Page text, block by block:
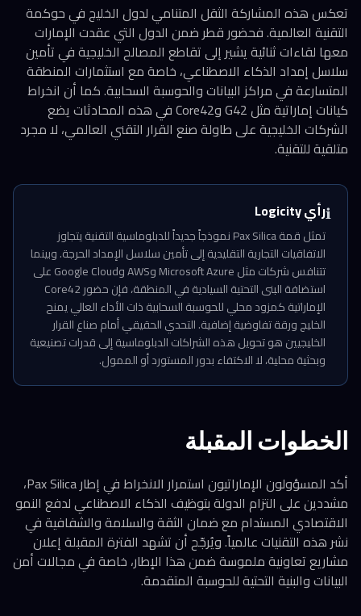
تعكس هذه المشاركة الثقل المتنامي لدول الخليج في حوكمة
التقنية العالمية. فحضور قطر ضمن الدول التي عقدت الإمارات
معها لقاءات ثنائية يشير إلى تقاطع المصالح الخليجية في تأمين
سلاسل إمداد الذكاء الاصطناعي، خاصة مع استثمارات المنطقة
المتسارعة في مراكز البيانات والحوسبة السحابية. كما أن انخراط
كيانات إماراتية مثل G42 وCore42 في هذه المحادثات يضع
الشركات الخليجية على طاولة صنع القرار التقني العالمي، لا مجرد
متلقية للتقنية.
ℹ️رأي Logicity
تمثل قمة Pax Silica نموذجاً جديداً للدبلوماسية التقنية يتجاوز
الاتفاقيات التجارية التقليدية إلى تأمين سلاسل الإمداد الحرجة. وبينما
تتنافس شركات مثل Microsoft Azure وAWS وGoogle Cloud على
استضافة البنى التحتية السيادية في المنطقة، فإن حضور Core42
الإماراتية كمزود محلي للحوسبة السحابية ذات الأداء العالي يمنح
الخليج ورقة تفاوضية إضافية. التحدي الحقيقي أمام صناع القرار
الخليجيين هو تحويل هذه الشراكات الدبلوماسية إلى قدرات تصنيعية
وبحثية محلية، لا الاكتفاء بدور المستورد أو الممول.
الخطوات المقبلة
أكد المسؤولون الإماراتيون استمرار الانخراط في إطار Pax Silica،
مشددين على التزام الدولة بتوظيف الذكاء الاصطناعي لدفع النمو
الاقتصادي المستدام مع ضمان الثقة والسلامة والشفافية في
نشر هذه التقنيات عالمياً. ويُرجّح أن تشهد الفترة المقبلة إعلان
مشاريع تعاونية ملموسة ضمن هذا الإطار، خاصة في مجالات أمن
البيانات والبنية التحتية للحوسبة المتقدمة.